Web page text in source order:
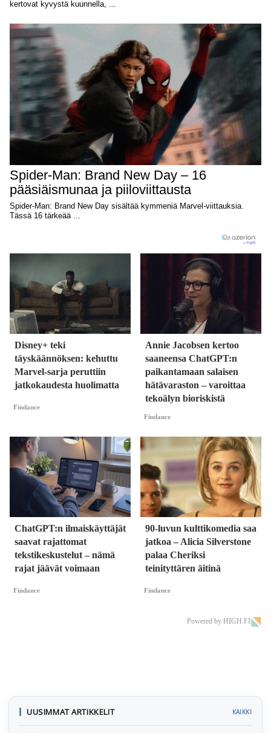
Disney+ teki
täyskäännöksen: kehuttu
Marvel-sarja peruttiin
jatkokaudesta huolimatta
Findance
Annie Jacobsen kertoo
saaneensa ChatGPT:n
paikantamaan salaisen
hätävaraston – varoittaa
tekoälyn bioriskistä
Findance
ChatGPT:n ilmaiskäyttäjät
saavat rajattomat
tekstikeskustelut – nämä
rajat jäävät voimaan
Findance
90-luvun kulttikomedia saa
jatkoa – Alicia Silverstone
palaa Cheriksi
teinityttären äitinä
Findance
Powered by HIGH.FI
UUSIMMAT ARTIKKELIT KAIKKI